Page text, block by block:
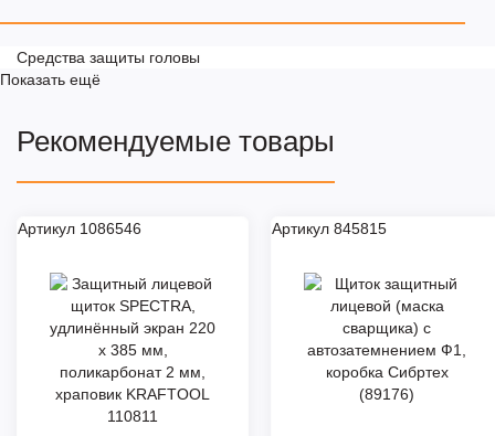
Средства защиты головы
Показать ещё
Рекомендуемые товары
Артикул 1086546 Артикул 845815